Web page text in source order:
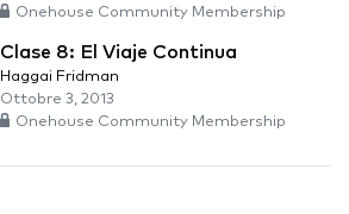
Onehouse Community Membership
Clase 8: El Viaje Continua
Haggai Fridman
Ottobre 3, 2013
Onehouse Community Membership